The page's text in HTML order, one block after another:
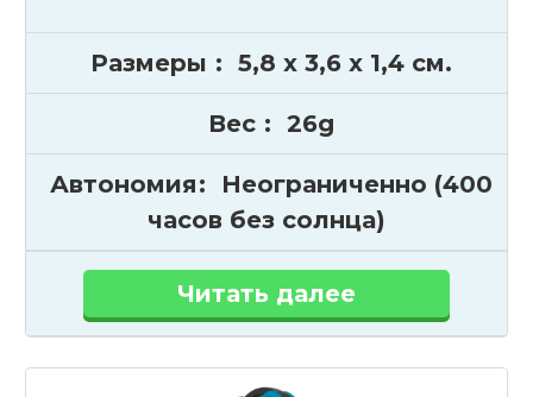
Размеры : 5,8 x 3,6 x 1,4 см.
Вес : 26g
Автономия:
Неограниченно (400
часов без солнца)
Читать далее